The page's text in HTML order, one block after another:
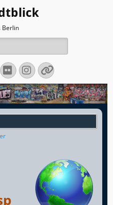
Berlin
FlickrInstagram